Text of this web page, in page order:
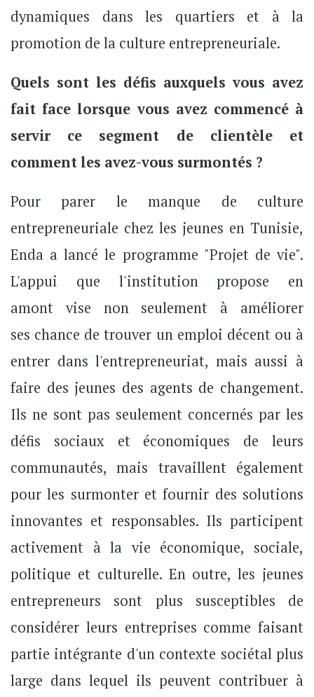
dynamiques dans les quartiers et à la
promotion de la culture entrepreneuriale.
Quels sont les défis auxquels vous avez
fait face lorsque vous avez commencé à
servir ce segment de clientèle et
comment les avez-vous surmontés ?
Pour parer le manque de culture
entrepreneuriale chez les jeunes en Tunisie,
Enda a lancé le programme "Projet de vie".
L'appui que l'institution propose en
amont vise non seulement à améliorer
ses chance de trouver un emploi décent ou à
entrer dans l'entrepreneuriat, mais aussi à
faire des jeunes des agents de changement.
Ils ne sont pas seulement concernés par les
défis sociaux et économiques de leurs
communautés, mais travaillent également
pour les surmonter et fournir des solutions
innovantes et responsables. Ils participent
activement à la vie économique, sociale,
politique et culturelle. En outre, les jeunes
entrepreneurs sont plus susceptibles de
considérer leurs entreprises comme faisant
partie intégrante d'un contexte sociétal plus
large dans lequel ils peuvent contribuer à